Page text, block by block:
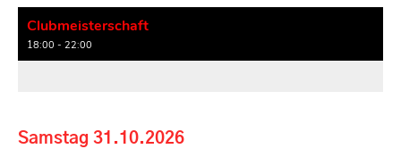
Clubmeisterschaft
18:00 - 22:00
Samstag 31.10.2026